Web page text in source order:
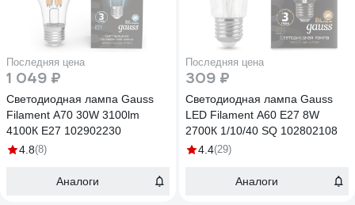
Последняя цена
1 049 ₽
Светодиодная лампа Gauss
Filament А70 30W 3100lm
4100К Е27 102902230
4.8(8)
Аналоги
Последняя цена
309 ₽
Светодиодная лампа Gauss
LED Filament A60 E27 8W
2700К 1/10/40 SQ 102802108
4.4(29)
Аналоги